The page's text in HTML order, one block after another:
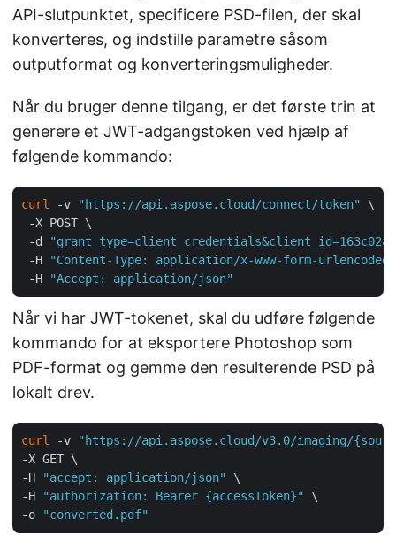
API-slutpunktet, specificere PSD-filen, der skal
konverteres, og indstille parametre såsom
outputformat og konverteringsmuligheder.
Når du bruger denne tilgang, er det første trin at
generere et JWT-adgangstoken ved hjælp af
følgende kommando:
curl -v "https://api.aspose.cloud/connect/token"
\
-X POST \
-d
-H
"Content-Type: application/x-www-form-urlencoded"
-H
"Accept: application/json"
Når vi har JWT-tokenet, skal du udføre følgende
kommando for at eksportere Photoshop som
PDF-format og gemme den resulterende PSD på
lokalt drev.
curl -v
"https://api.aspose.cloud/v3.0/imaging/
-X GET \
-H
"accept: application/json"
\
-H
"authorization: Bearer {accessToken}"
\
-o
"converted.pdf"